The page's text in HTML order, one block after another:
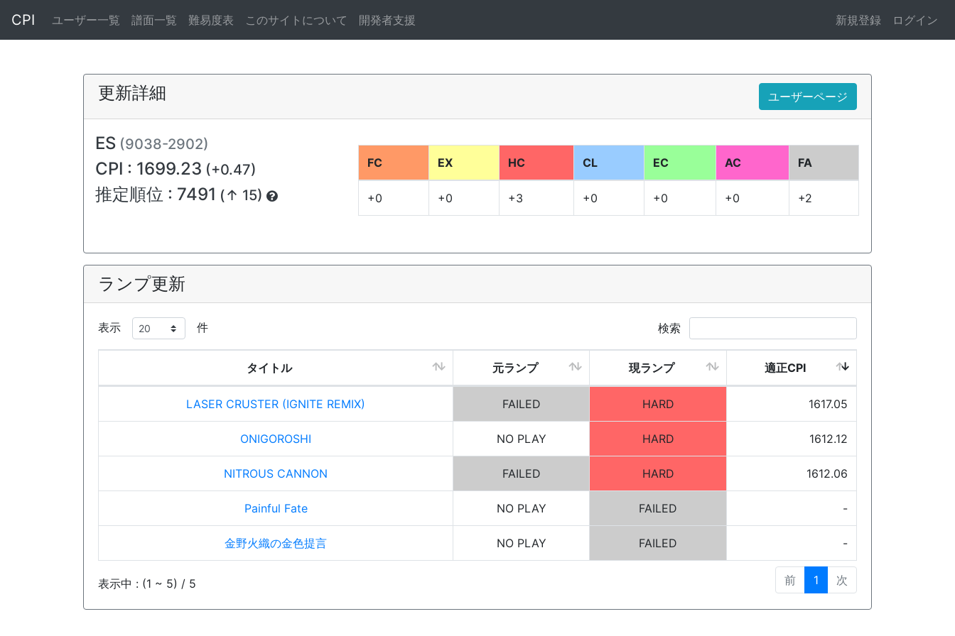
CPI ユーザー一覧 譜面一覧 難易度表 このサイトについて 開発者支援 新規登録 ログイン
更新詳細 ユーザーページ
ES (9038-2902)
CPI : 1699.23 (+0.47)
推定順位 : 7491 (↑ 15)
FC EX HC CL EC AC FA
+0 +0 +3 +0 +0 +0 +2
ランプ更新
表示 件 検索
タイトル 元ランプ 現ランプ 適正CPI
LASER CRUSTER (IGNITE REMIX) FAILED HARD 1617.05
ONIGOROSHI NO PLAY HARD 1612.12
NITROUS CANNON FAILED HARD 1612.06
Painful Fate NO PLAY FAILED -
金野火織の金色提言 NO PLAY FAILED -
表示中 : (1 ~ 5) / 5 前 1 次